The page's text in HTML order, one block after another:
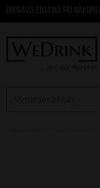
DOPRAVA ZDARMA PŘI